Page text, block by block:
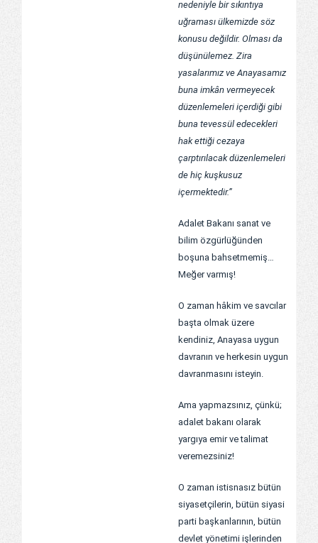
nedeniyle bir sıkıntıya
uğraması ülkemizde söz
konusu değildir. Olması da
düşünülemez. Zira
yasalarımız ve Anayasamız
buna imkân vermeyecek
düzenlemeleri içerdiği gibi
buna tevessül edecekleri
hak ettiği cezaya
çarptırılacak düzenlemeleri
de hiç kuşkusuz
içermektedir.”
Adalet Bakanı sanat ve
bilim özgürlüğünden
boşuna bahsetmemiş…
Meğer varmış!
O zaman hâkim ve savcılar
başta olmak üzere
kendiniz, Anayasa uygun
davranın ve herkesin uygun
davranmasını isteyin.
Ama yapmazsınız, çünkü;
adalet bakanı olarak
yargıya emir ve talimat
veremezsiniz!
O zaman istisnasız bütün
siyasetçilerin, bütün siyasi
parti başkanlarının, bütün
devlet yönetimi işlerinden